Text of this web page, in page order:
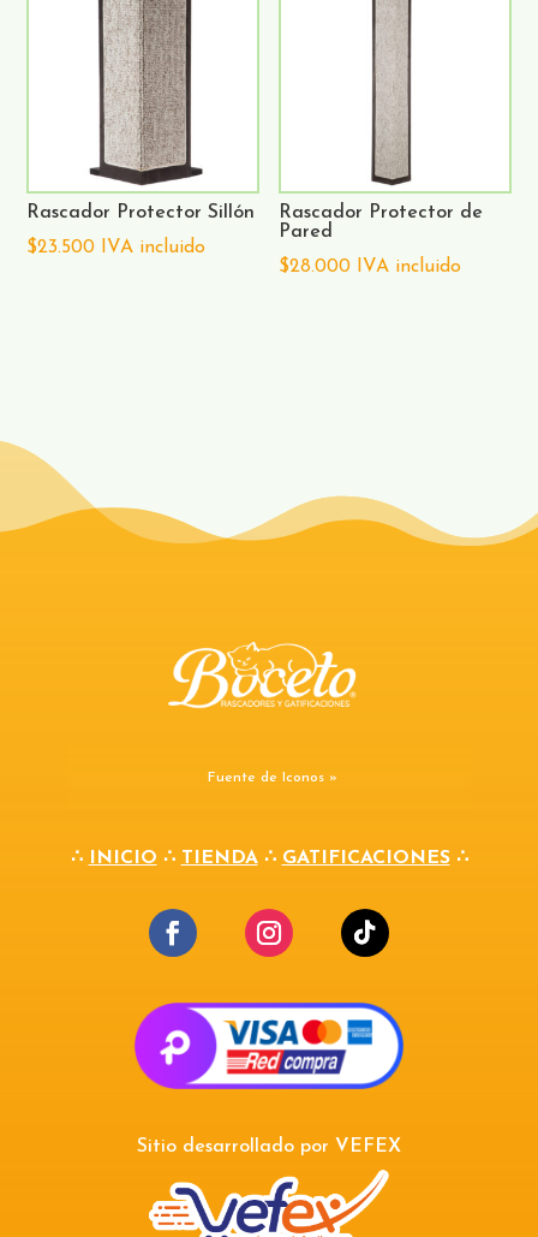
Rascador Protector Sillón
$23.500 IVA incluido
Rascador Protector de
Pared
$28.000 IVA incluido
Fuente de Iconos »
∴ INICIO ∴ TIENDA∴ GATIFICACIONES∴
Sitio desarrollado por VEFEX